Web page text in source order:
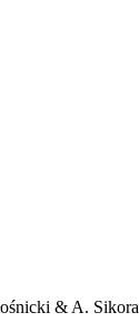
& A. Sikora